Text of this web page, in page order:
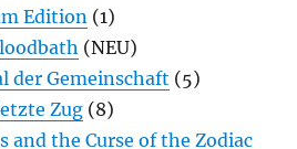
Edition (1)
(NEU)
der Gemeinschaft (5)
Zug (8)
and the Curse of the Zodiac